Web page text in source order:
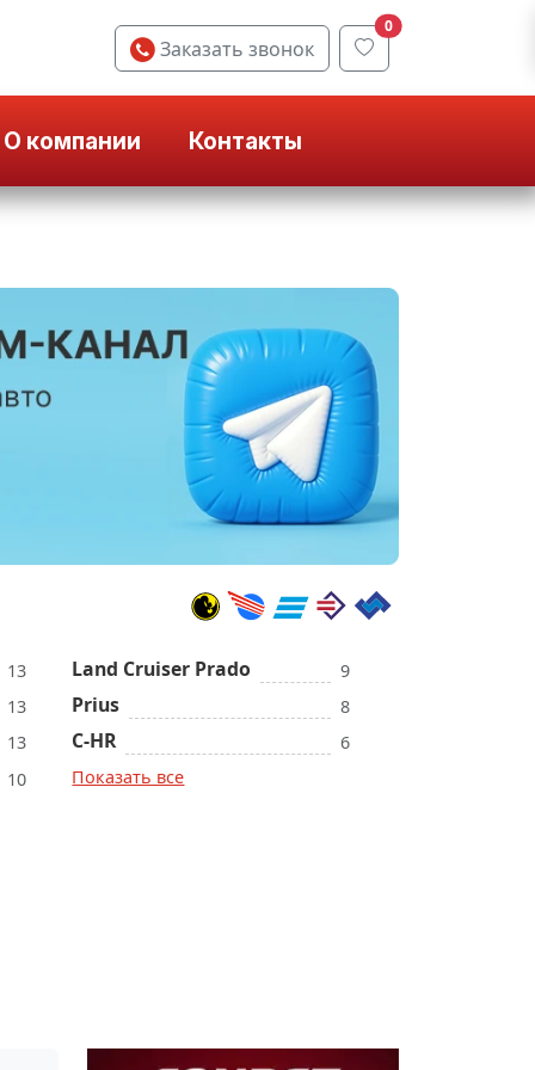
Заказать звонок
0
О компании Контакты
13
13
13
10
Land Cruiser Prado 9
Prius 8
C-HR
6
Показать все